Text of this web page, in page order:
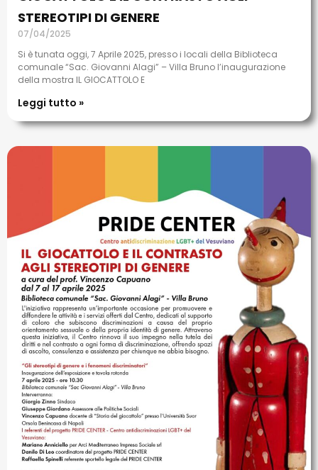
STEREOTIPI DI GENERE
07/04/2025
Si è tunata oggi, 7 Aprile 2025, presso i locali della Biblioteca
comunale “Sac. Giovanni Alagi” – Villa Bruno l’inaugurazione
della mostra IL GIOCATTOLO E
Leggi tutto »